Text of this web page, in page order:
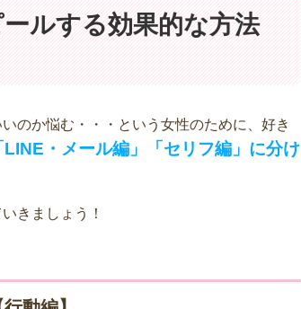
ルする効果的な方法
のか悩む・・・という女性のために、好き
LINE・メール編」「セリフ編」に分け
きましょう！